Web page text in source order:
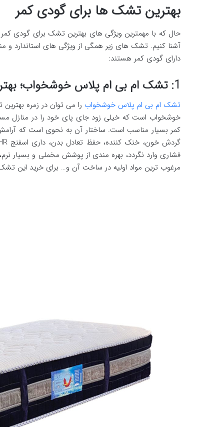
بهترین تشک ها برای گودی کمر
حال که با مهمترین ویژگی های بهترین تشک برای گودی
آشنا کنیم. تشک های زیر همگی از ویژگی های استاندارد و
دارای گودی کمر هستند:
1: تشک ام بی ام پلاس خوشخواب؛ بهترین تشک برای گودی کمر
تشک ام بی ام پلاس خوشخواب را می توان در زمره
خوشخواب است که خیلی زود جای پای خود را در منازل
کمر بسیار مناسب است. ساختار آن به نحوی است که
فشاری وارد نگردد، بهره مندی از پوشش مخملی و بسیار
مرغوب ترین مواد اولیه در ساخت آن و… برای خرید این